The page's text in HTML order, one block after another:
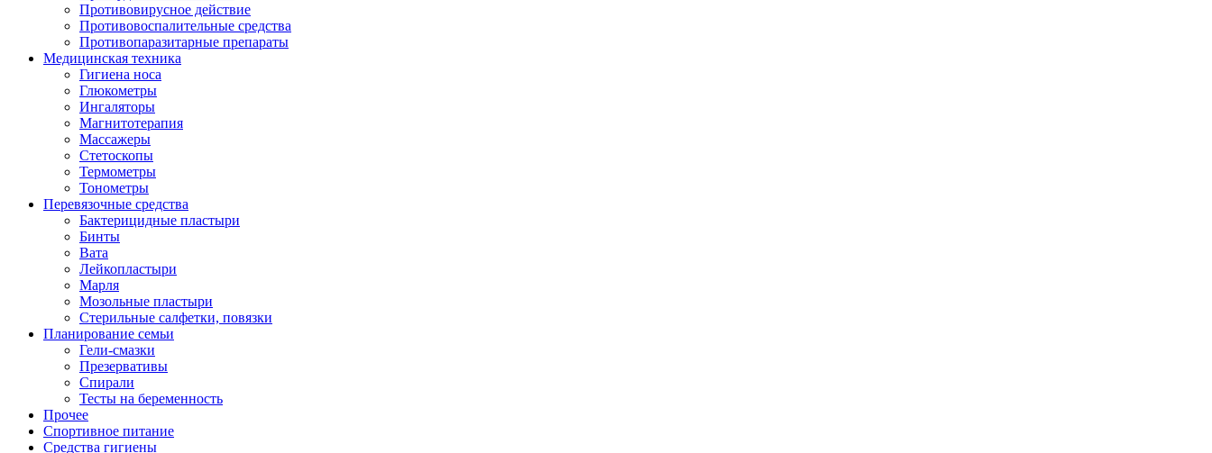
Противовирусное действие
Противовоспалительные средства
Противопаразитарные препараты
Медицинская техника
Гигиена носа
Глюкометры
Ингаляторы
Магнитотерапия
Массажеры
Стетоскопы
Термометры
Тонометры
Перевязочные средства
Бактерицидные пластыри
Бинты
Вата
Лейкопластыри
Марля
Мозольные пластыри
Стерильные салфетки, повязки
Планирование семьи
Гели-смазки
Презервативы
Спирали
Тесты на беременность
Прочее
Спортивное питание
Средства гигиены